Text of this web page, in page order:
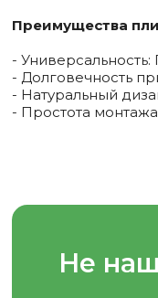
Преимущества
-
- Долговечность
- Натуральный
- Простота
Не